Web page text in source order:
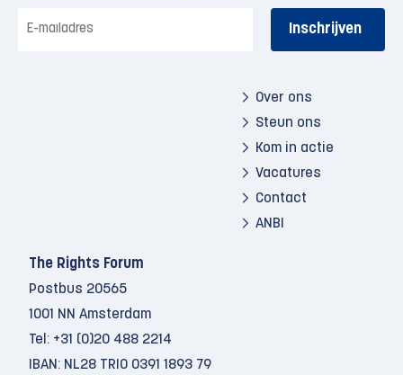
mailadres
Over ons
Steun ons
Kom in actie
Vacatures
Contact
ANBI
The Rights Forum
Postbus 20565
1001 NN Amsterdam
Tel: +31 (0)20 488 2214
IBAN: NL28 TRIO 0391 1893 79